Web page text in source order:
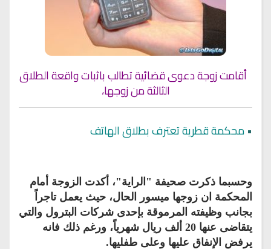
أقامت زوجة دعوى قضائية تطالب باثبات واقعة الطلاق
الثالثة من زوجها،
•محكمة قطرية تعترف بطلاق الهاتف
وحسبما ذكرت صحيفة "الراية"، أكدت الزوجة أمام
المحكمة ان زوجها ميسور الحال، حيث يعمل تاجراً
بجانب وظيفته المرموقة بإحدى شركات البترول والتي
يتقاضى عنها 20 ألف ريال شهرياً، ورغم ذلك فانه
يرفض الإنفاق عليها وعلى طفليها.